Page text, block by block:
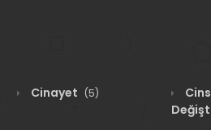
Cinayet (5)